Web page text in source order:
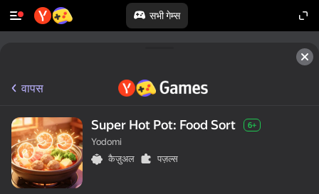
सभी गेम्स
वापस
Super Hot Pot: Food Sort 6+
Yodomi
कैज़ुअल
पज़ल्स